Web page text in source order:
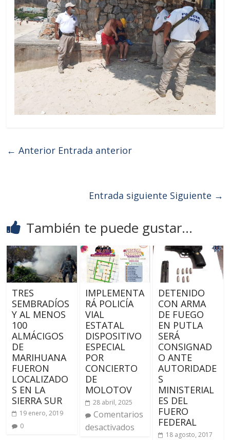
← Anterior Entrada anterior
Entrada siguiente Siguiente →
También te puede gustar...
TRES
SEMBRADÍOS
Y AL MENOS
100
ALMÁCIGOS
DE
MARIHUANA
FUERON
LOCALIZADO
S EN LA
SIERRA SUR
19 enero, 2019
0
IMPLEMENTA
RÁ POLICÍA
VIAL
ESTATAL
DISPOSITIVO
ESPECIAL
POR
CONCIERTO
DE
MOLOTOV
28 abril, 2025
Comentarios
desactivados
DETENIDO
CON ARMA
DE FUEGO
EN PUTLA
SERÁ
CONSIGNAD
O ANTE
AUTORIDADE
S
MINISTERIAL
ES DEL
FUERO
FEDERAL
18 agosto, 2017